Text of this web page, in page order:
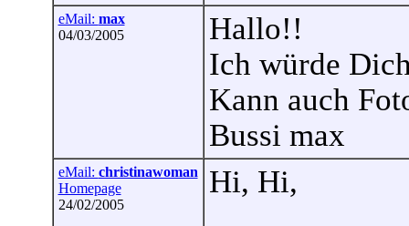
eMail: max
04/03/2005
Hallo!!
Ich würde
Kann auch
Bussi max
eMail: christinawoman
Homepage
24/02/2005
Hi, Hi,